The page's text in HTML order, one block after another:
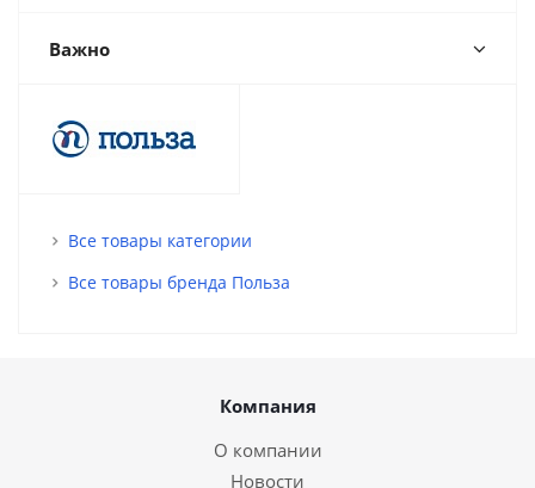
Важно
Все товары категории
Все товары бренда Польза
Компания
О компании
Новости